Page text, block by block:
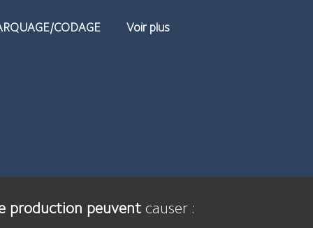
CODAGE Voir plus
production peuventcauser :